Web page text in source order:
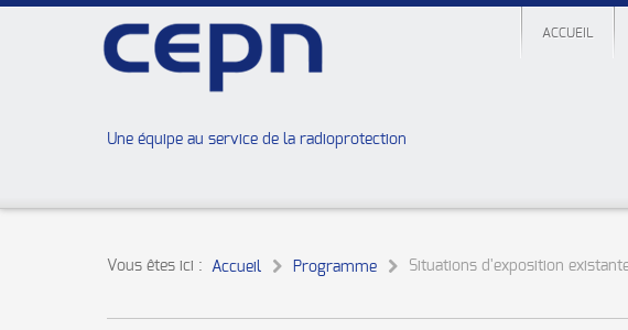
Une équipe au service de la radioprotection
ACCUEIL
Vous êtes ici : Accueil Programme Situations d'exposition